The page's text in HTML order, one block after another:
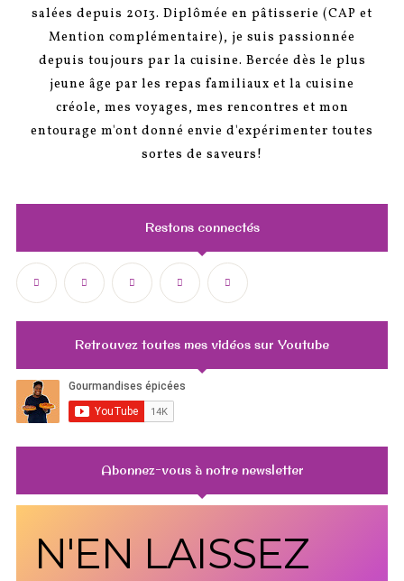
salées depuis 2013. Diplômée en pâtisserie (CAP et
Mention complémentaire), je suis passionnée
depuis toujours par la cuisine. Bercée dès le plus
jeune âge par les repas familiaux et la cuisine
créole, mes voyages, mes rencontres et mon
entourage m'ont donné envie d'expérimenter toutes
sortes de saveurs!
Restons connectés
Retrouvez toutes mes vidéos sur Youtube
Abonnez-vous à notre newsletter
N'EN LAISSEZ